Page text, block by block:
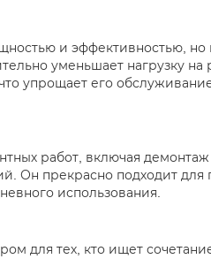
и эффективностью, но
уменьшает нагрузку на
упрощает его
работ, включая демонтаж
Он прекрасно подходит для
использования.
для тех, кто ищет